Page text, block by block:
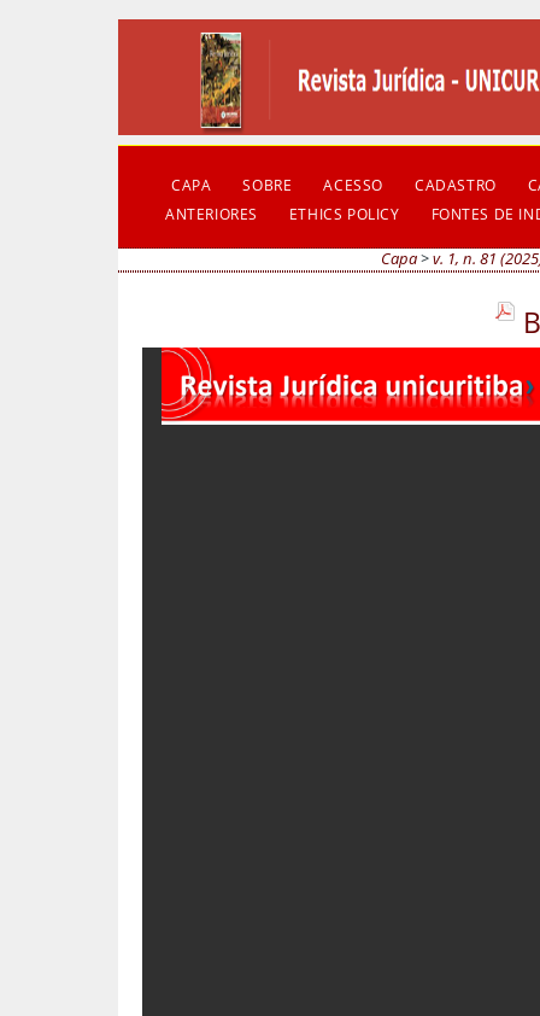
CAPA SOBRE ACESSO CADASTRO
ANTERIORES
ETHICS POLICY FONTES DE
Capa>v. 1, n. 81